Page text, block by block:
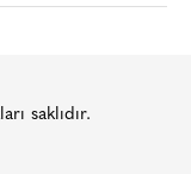
saklıdır.